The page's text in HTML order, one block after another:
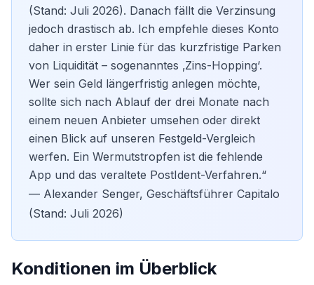
(Stand: Juli 2026). Danach fällt die Verzinsung
jedoch drastisch ab. Ich empfehle dieses Konto
daher in erster Linie für das kurzfristige Parken
von Liquidität – sogenanntes ‚Zins-Hopping‘.
Wer sein Geld längerfristig anlegen möchte,
sollte sich nach Ablauf der drei Monate nach
einem neuen Anbieter umsehen oder direkt
einen Blick auf unseren Festgeld-Vergleich
werfen. Ein Wermutstropfen ist die fehlende
App und das veraltete PostIdent-Verfahren.“
— Alexander Senger, Geschäftsführer Capitalo
(Stand: Juli 2026)
Konditionen im Überblick